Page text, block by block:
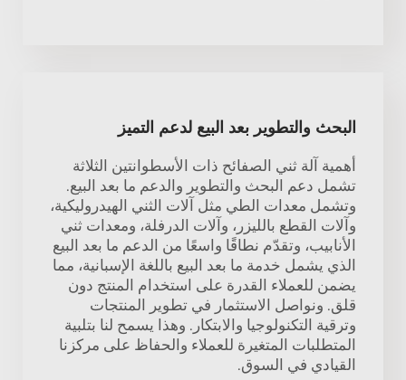
البحث والتطوير بعد البيع لدعم التميز
أهمية آلة ثني الصفائح ذات الأسطوانتين الثلاثة
تشمل دعم البحث والتطوير والدعم ما بعد البيع.
وتشمل معدات الطي مثل آلات الثني الهيدروليكية،
وآلات القطع بالليزر، وآلات الدرفلة، ومعدات ثني
الأنابيب، وتقدّم نطاقًا واسعًا من الدعم ما بعد البيع
الذي يشمل خدمة ما بعد البيع باللغة الإسبانية، مما
يضمن للعملاء القدرة على استخدام المنتج دون
قلق. ونواصل الاستثمار في تطوير المنتجات
وترقية التكنولوجيا والابتكار. وهذا يسمح لنا بتلبية
المتطلبات المتغيرة للعملاء والحفاظ على مركزنا
القيادي في السوق.